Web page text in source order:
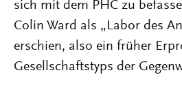
sich mit dem PHC zu
Colin Ward als „Labor des
erschien, also ein früher
Gesellschaftstyps der